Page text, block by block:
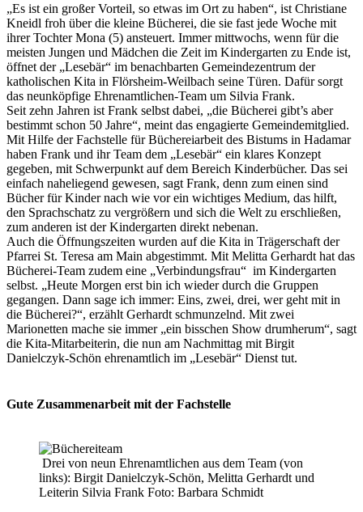
„Es ist ein großer Vorteil, so etwas im Ort zu haben“, ist Christiane
Kneidl froh über die kleine Bücherei, die sie fast jede Woche mit
ihrer Tochter Mona (5) ansteuert. Immer mittwochs, wenn für die
meisten Jungen und Mädchen die Zeit im Kindergarten zu Ende ist,
öffnet der „Lesebär“ im benachbarten Gemeindezentrum der
katholischen Kita in Flörsheim-Weilbach seine Türen. Dafür sorgt
das neunköpfige Ehrenamtlichen-Team um Silvia Frank.
Seit zehn Jahren ist Frank selbst dabei, „die Bücherei gibt’s aber
bestimmt schon 50 Jahre“, meint das engagierte Gemeindemitglied.
Mit Hilfe der Fachstelle für Büchereiarbeit des Bistums in Hadamar
haben Frank und ihr Team dem „Lesebär“ ein klares Konzept
gegeben, mit Schwerpunkt auf dem Bereich Kinderbücher. Das sei
einfach naheliegend gewesen, sagt Frank, denn zum einen sind
Bücher für Kinder nach wie vor ein wichtiges Medium, das hilft,
den Sprachschatz zu vergrößern und sich die Welt zu erschließen,
zum anderen ist der Kindergarten direkt nebenan.
Auch die Öffnungszeiten wurden auf die Kita in Trägerschaft der
Pfarrei St. Teresa am Main abgestimmt. Mit Melitta Gerhardt hat das
Bücherei-Team zudem eine „Verbindungsfrau“ im Kindergarten
selbst. „Heute Morgen erst bin ich wieder durch die Gruppen
gegangen. Dann sage ich immer: Eins, zwei, drei, wer geht mit in
die Bücherei?“, erzählt Gerhardt schmunzelnd. Mit zwei
Marionetten mache sie immer „ein bisschen Show drumherum“, sagt
die Kita-Mitarbeiterin, die nun am Nachmittag mit Birgit
Danielczyk-Schön ehrenamtlich im „Lesebär“ Dienst tut.
Gute Zusammenarbeit mit der Fachstelle
Drei von neun Ehrenamtlichen aus dem Team (von
links): Birgit Danielczyk-Schön, Melitta Gerhardt und
Leiterin Silvia Frank Foto: Barbara Schmidt